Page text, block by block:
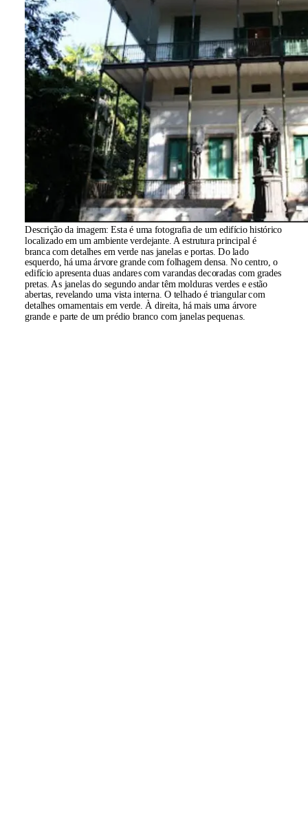
Descrição da imagem:Esta é uma fotografia de um edifício histórico
localizado em um ambiente verdejante. A estrutura principal é
branca com detalhes em verde nas janelas e portas. Do lado
esquerdo, há uma árvore grande com folhagem densa. No centro, o
edifício apresenta duas andares com varandas decoradas com grades
pretas. As janelas do segundo andar têm molduras verdes e estão
abertas, revelando uma vista interna. O telhado é triangular com
detalhes ornamentais em verde. À direita, há mais uma árvore
grande e parte de um prédio branco com janelas pequenas.